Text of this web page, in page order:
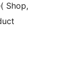
Shop,